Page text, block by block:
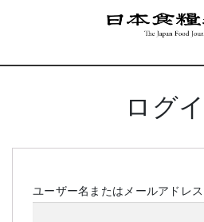
ログ
ユーザー名またはメールアドレ